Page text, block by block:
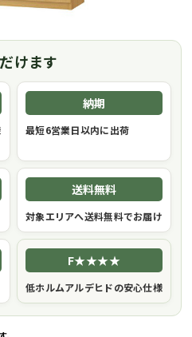
けます
納期
最短6営業日以内に出荷
送料無料
対象エリアへ送料無料でお届け
F★★★★
低ホルムアルデヒドの安心仕様